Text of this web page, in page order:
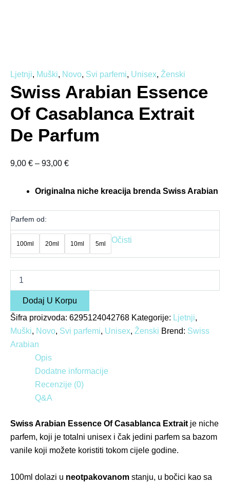
Ljetnji, Muški, Novo, Svi parfemi, Unisex, Ženski
Swiss Arabian Essence
Of Casablanca Extrait
De Parfum
9,00 € – 93,00 €
Originalna niche kreacija brenda Swiss Arabian
Parfem od:
100ml 20ml 10ml 5ml Očisti
Dodaj U Korpu
Šifra proizvoda: 6295124042768 Kategorije: Ljetnji,
Muški, Novo, Svi parfemi, Unisex, Ženski Brend: Swiss
Arabian
Opis
Dodatne informacije
Recenzije (0)
Q&A
Swiss Arabian Essence Of Casablanca Extrait je niche
parfem, koji je totalni unisex i čak jedini parfem sa bazom
vanile koji možete koristiti tokom cijele godine.
100ml dolazi u neotpakovanom stanju, u bočici kao sa